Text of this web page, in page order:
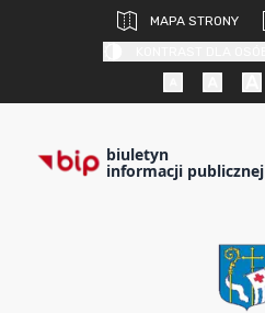
MAPA STRONY
biuletyn
informacji publicznej